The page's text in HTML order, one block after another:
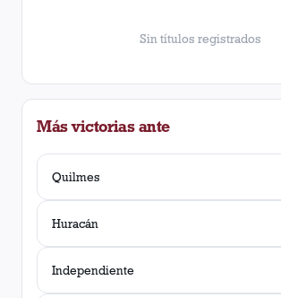
Sin títulos registrados
Más victorias ante
Quilmes
Huracán
Independiente